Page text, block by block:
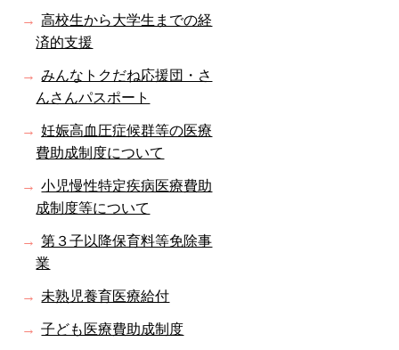
高校生から大学生までの経
済的支援
みんなトクだね応援団・さ
んさんパスポート
妊娠高血圧症候群等の医療
費助成制度について
小児慢性特定疾病医療費助
成制度等について
第３子以降保育料等免除事
業
未熟児養育医療給付
子ども医療費助成制度